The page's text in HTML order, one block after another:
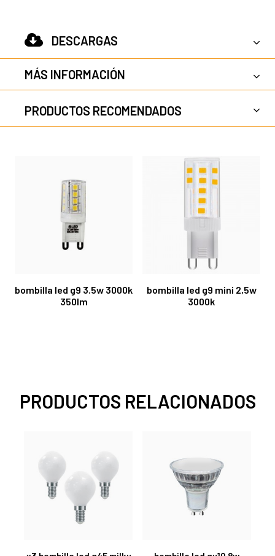
DESCARGAS
MÁS INFORMACIÓN
PRODUCTOS RECOMENDADOS
bombilla led g9 3.5w 3000k
350lm
bombilla led g9 mini 2,5w
3000k
PRODUCTOS RELACIONADOS